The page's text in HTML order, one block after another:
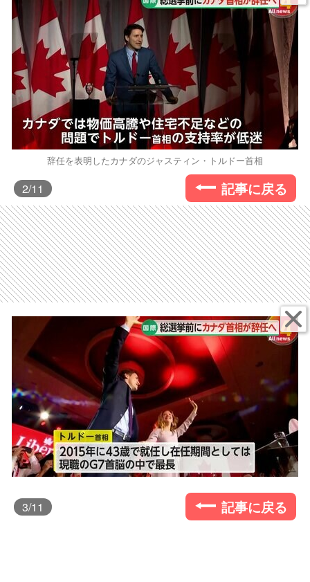
辞任を表明したカナダのジャスティン・トルドー首相
2/11 記事に戻る
3/11 記事に戻る